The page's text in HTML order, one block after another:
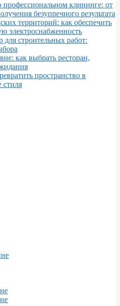
профессиональном клининге: от
безупречного результата
территорий: как обеспечить
электроснабженность
строительных работ:
как выбрать ресторан,
пространство в
стиля